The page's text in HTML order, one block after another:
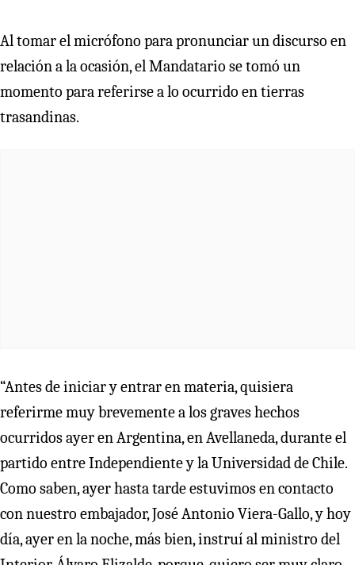
Al tomar el micrófono para pronunciar un discurso en
relación a la ocasión, el Mandatario se tomó un
momento para referirse a lo ocurrido en tierras
trasandinas.
“Antes de iniciar y entrar en materia, quisiera
referirme muy brevemente a los graves hechos
ocurridos ayer en Argentina, en Avellaneda, durante el
partido entre Independiente y la Universidad de Chile.
Como saben, ayer hasta tarde estuvimos en contacto
con nuestro embajador, José Antonio Viera-Gallo, y hoy
día, ayer en la noche, más bien, instruí al ministro del